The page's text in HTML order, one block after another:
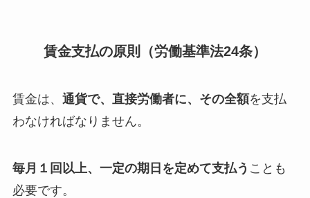
賃金支払の原則（労働基準法24条）
賃金は、 通貨で、直接労働者に、その全額を支払
わなければなりません。
毎月１回以上、一定の期日を定めて支払う ことも
必要です。